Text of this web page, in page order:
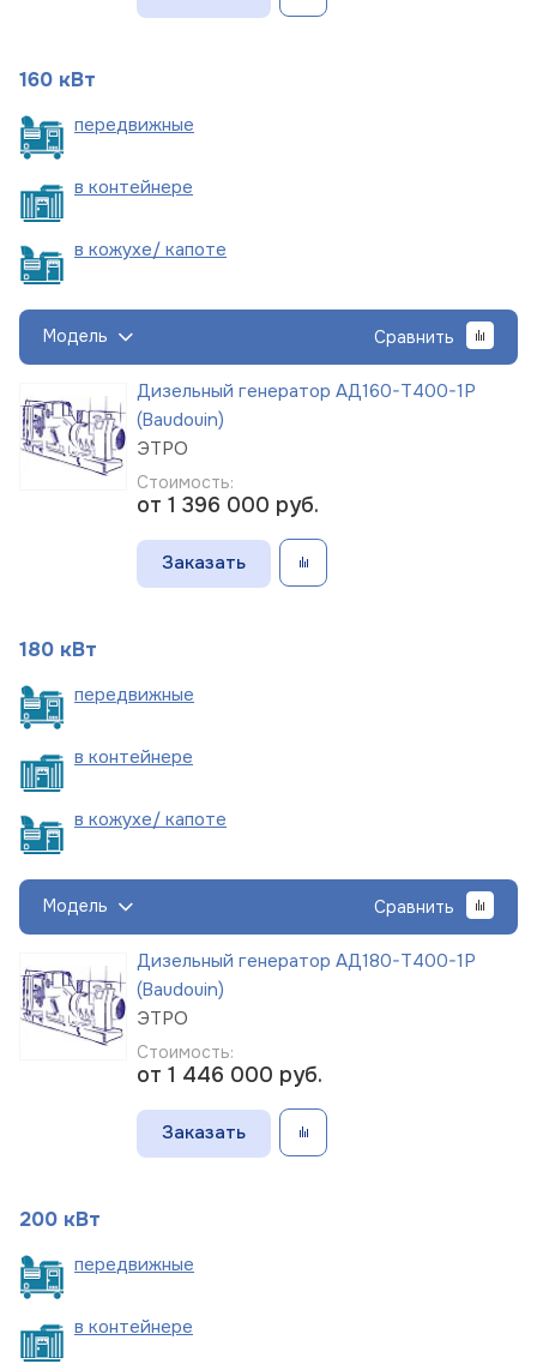
160 кВт
передвижные
в контейнере
в кожухе/ капоте
Модель Сравнить
Дизельный генератор АД160-Т400-1Р
(Baudouin)
ЭТРО
Стоимость:
от 1 396 000 руб.
Заказать
180 кВт
передвижные
в контейнере
в кожухе/ капоте
Модель Сравнить
Дизельный генератор АД180-Т400-1Р
(Baudouin)
ЭТРО
Стоимость:
от 1 446 000 руб.
Заказать
200 кВт
передвижные
в контейнере